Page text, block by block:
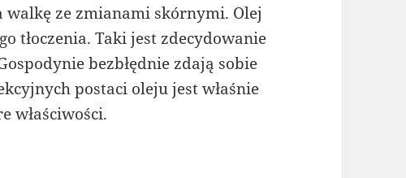
ze zmianami skórnymi. Olej
tłoczenia. Taki jest zdecydowanie
bezbłędnie zdają sobie
postaci oleju jest właśnie
właściwości.